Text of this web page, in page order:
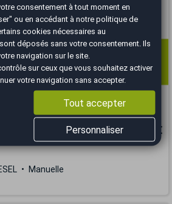
15 490 €
Manuelle
consentement à tout moment en
ou en accédant à notrepolitique de
cookies nécessaires au
déposés sans votre consentement. Ils
navigation sur le site.
sur ceux que vous souhaitez activer
votre navigation sans accepter.
Tout accepter
Personnaliser